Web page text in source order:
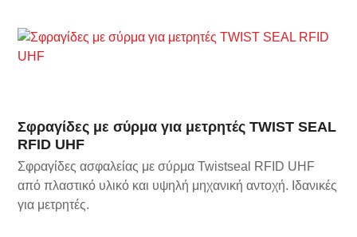
Σφραγίδες με σύρμα για μετρητές TWIST SEAL
RFID UHF
Σφραγίδες ασφαλείας με σύρμα Twistseal RFID UHF
από πλαστικό υλικό και υψηλή μηχανική αντοχή. Ιδανικές
για μετρητές.